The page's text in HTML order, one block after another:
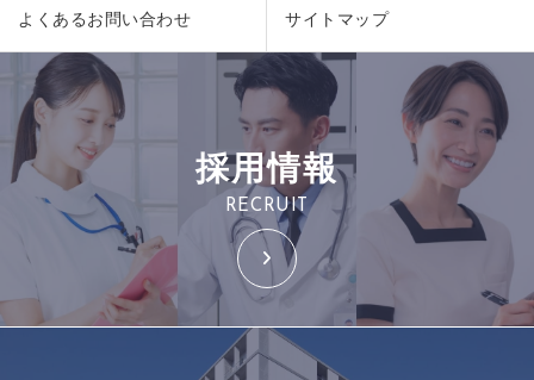
よくあるお問い合わせ サイトマップ
採用情報
RECRUIT